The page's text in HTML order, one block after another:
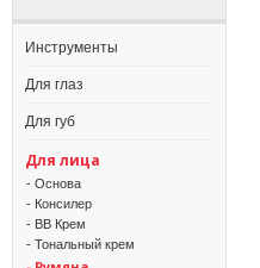
Инструменты
Для глаз
Для губ
Для лица
- Основа
- Консилер
- BB Крем
- Тональный крем